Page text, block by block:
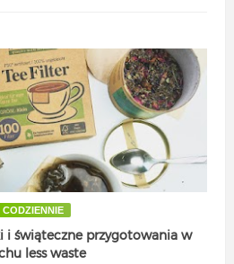
CODZIENNIE
i świąteczne przygotowania w
less waste